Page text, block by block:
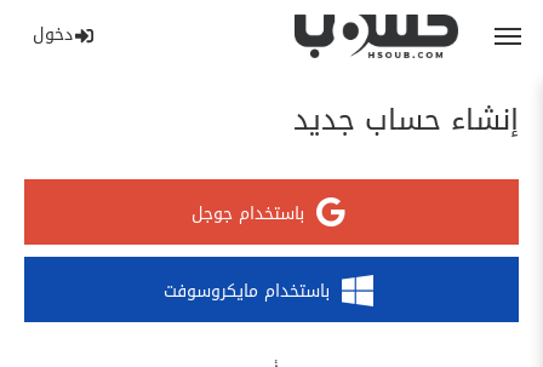
دخول
إنشاء حساب جديد
باستخدام جوجل
باستخدام مايكروسوفت